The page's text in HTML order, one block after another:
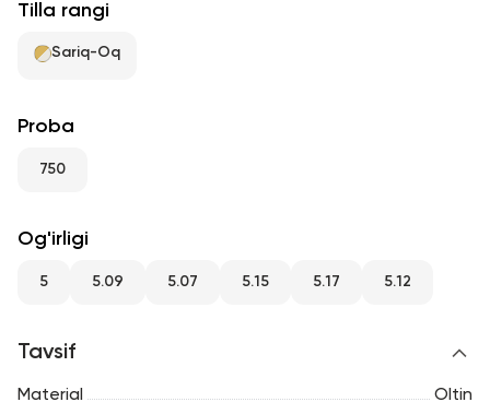
Sevimli
RU
Tilla rangi
Sariq-Oq
Proba
750
Og'irligi
5 5.09 5.07 5.15 5.17 5.12
Tavsif
Material Oltin